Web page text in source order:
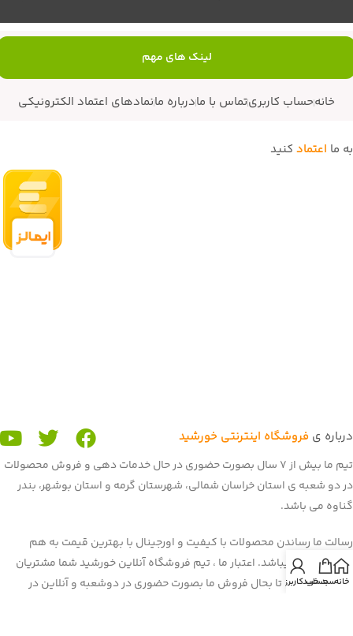
لینک های مهم
خانهحساب کاربریتماس با مادرباره مانمادهای اعتماد الکترونیکی
درباره ی فروشگاه اینترنتی خورشید
تیم ما بیش از 7 سال بصورت حضوری در حال خدمات دهی و فروش محصولات
در دو شعبه ی استان خراسان شمالی، شهرستان گرمه و استان بوشهر، بندر
گناوه می باشد.
رسالت ما رساندن محصولات با کیفیت و اورجینال با بهترین قیمت به هم
میهنان عزیز میباشد. اعتبار ما ، تیم فروشگاه آنلاین خورشید شما مشتریان
عزیز می باشید. تا بحال فروش ما بصورت حضوری در دوشعبه و آنلاین در
به ما اعتماد کنید
خانهسبد خرید
حساب کاربری من